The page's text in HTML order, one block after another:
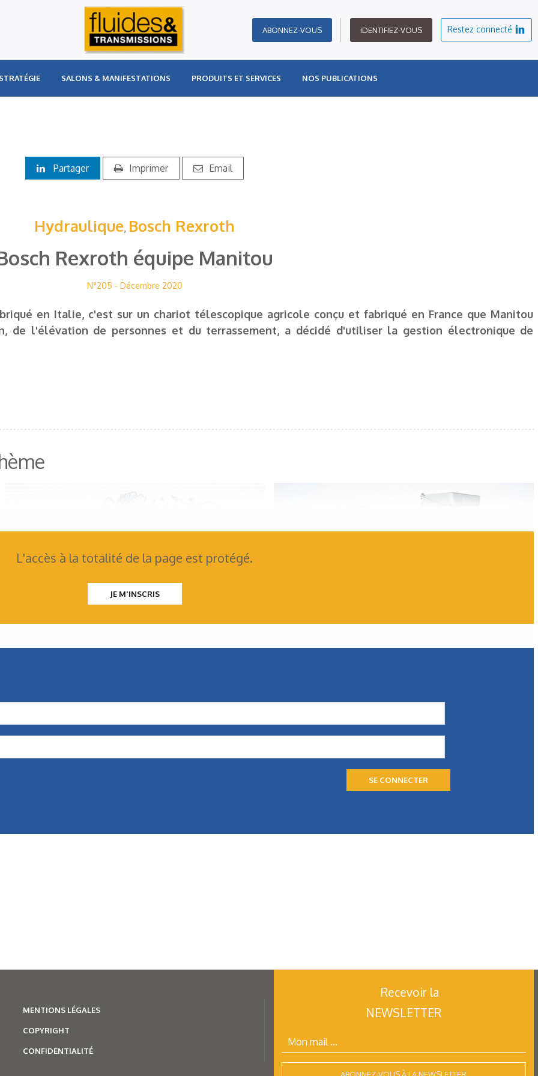
ABONNEZ-VOUS IDENTIFIEZ-VOUS Restez connecté
STRATÉGIE SALONS & MANIFESTATIONS PRODUITS ET SERVICES NOS PUBLICATIONS
Partager Imprimer Email
Hydraulique, Bosch Rexroth
Rexroth équipe Manitou
N°205 - Décembre 2020
en Italie, c'est sur un chariot télescopique agricole conçu et fabriqué en France que Manitou
de l'élévation de personnes et du terrassement, a décidé d'utiliser la gestion électronique de
de réducteurs et de composants électroniques…
pour aider les exploitants à faire face…
L'accès à la totalité de la page est protégé.
JE M'INSCRIS
SE CONNECTER
MENTIONS LÉGALES
COPYRIGHT
CONFIDENTIALITÉ
Recevoir la
NEWSLETTER